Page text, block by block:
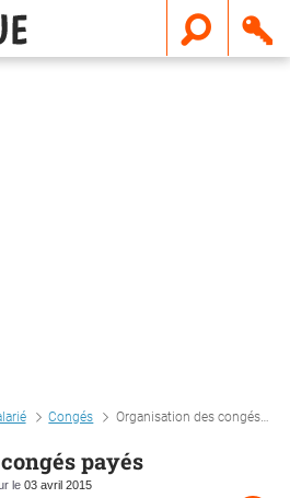
Congés Organisation des congés payés
payés
le 03 avril 2015